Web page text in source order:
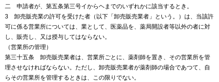
二 申請者が、第五条第三号イからヘまでのいずれかに該当するとき。
3 卸売販売業の許可を受けた者（以下「卸売販売業者」という。）は、当該許
可に係る営業所については、業として、医薬品を、薬局開設者等以外の者に対
し、販売し、又は授与してはならない。
（営業所の管理）
第三十五条 卸売販売業者は、営業所ごとに、薬剤師を置き、その営業所を管
理させなければならない。ただし、卸売販売業者が薬剤師の場合であつて、自
らその営業所を管理するときは、この限りでない。